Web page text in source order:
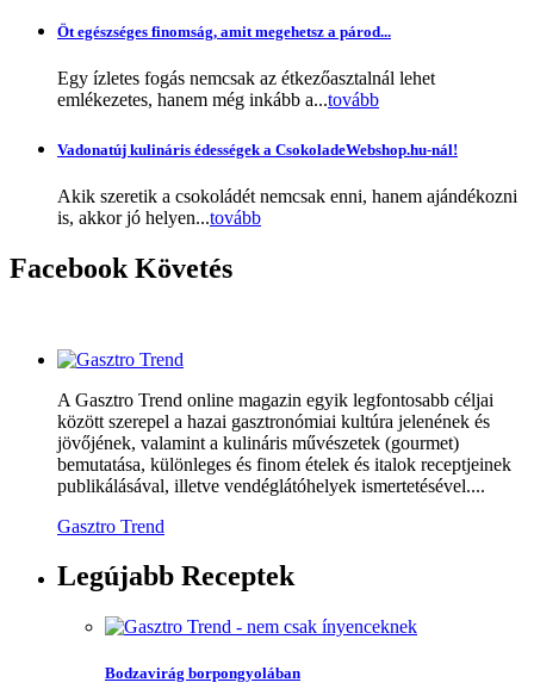
Öt egészséges finomság, amit megehetsz a párod...
Egy ízletes fogás nemcsak az étkezőasztalnál lehet
emlékezetes, hanem még inkább a...tovább
Vadonatúj kulináris édességek a CsokoladeWebshop.hu-nál!
Akik szeretik a csokoládét nemcsak enni, hanem ajándékozni
is, akkor jó helyen...tovább
Facebook Követés
A Gasztro Trend online magazin egyik legfontosabb céljai
között szerepel a hazai gasztronómiai kultúra jelenének és
jövőjének, valamint a kulináris művészetek (gourmet)
bemutatása, különleges és finom ételek és italok receptjeinek
publikálásával, illetve vendéglátóhelyek ismertetésével....
Gasztro Trend
Legújabb Receptek
Bodzavirág borpongyolában